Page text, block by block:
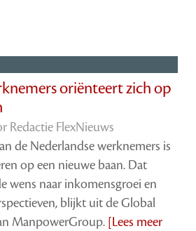
oriënteert zich op
Redactie FlexNieuws
de Nederlandse werknemers is
op een nieuwe baan. Dat
wens naar inkomensgroei en
blijkt uit de Global
ManpowerGroup. [Lees meer